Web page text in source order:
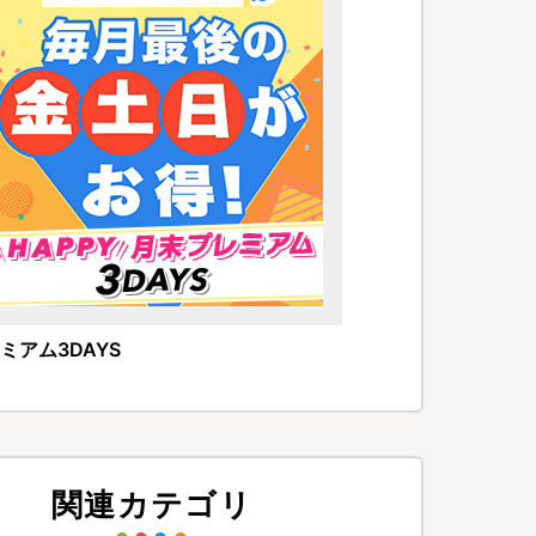
アム3DAYS
関連カテゴリ